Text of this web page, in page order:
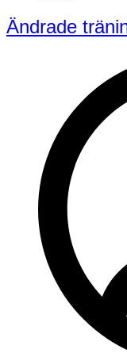
Ändrade